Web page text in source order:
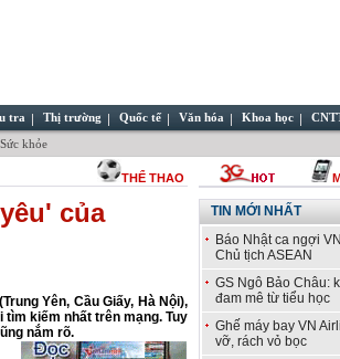
tra Thị trường Quốc tế Văn hóa Khoa học
Sức khỏe
THỂ THAO
của
Yên, Cầu Giấy, Hà Nội),
kiếm nhất trên mạng. Tuy
nắm rõ.
TIN MỚI NHẤT
Báo Nhật ca ngợi
Chủ tịch ASEAN
GS Ngô Bảo Châu:
đam mê từ tiểu học
Ghế máy bay VN
vỡ, rách vỏ bọc